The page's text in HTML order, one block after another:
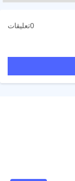
0تعليقات